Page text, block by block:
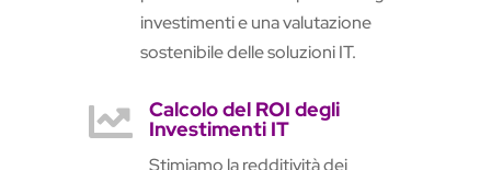
investimenti e una valutazione
sostenibile delle soluzioni IT.
 Calcolo del ROI degli
Investimenti IT
Stimiamo la redditività dei